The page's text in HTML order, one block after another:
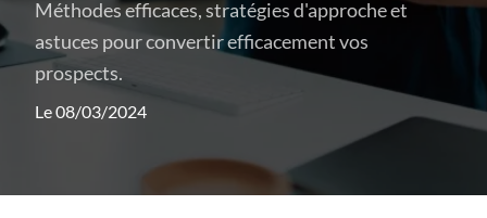
Méthodes efficaces, stratégies d'approche et
astuces pour convertir efficacement vos
prospects.
Le 08/03/2024